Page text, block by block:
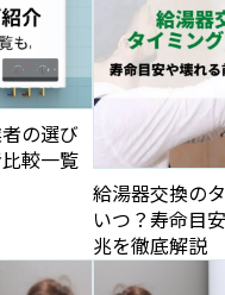
の選び
較一覧
給湯器交換の
いつ？寿命目
兆を徹底解説